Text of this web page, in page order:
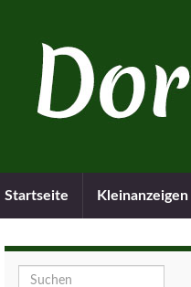
Startseite Kleinanzeigen
Search for: